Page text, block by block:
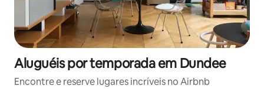
Aluguéis por temporada em Dundee
Encontre e reserve lugares incríveis no Airbnb